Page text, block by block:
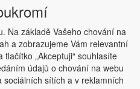
a.s. 2018
Na základě Vašeho chování na
a zobrazujeme Vám relevantní
„Akceptuji“ souhlasíte
údajů o chování na webu
sítích a v reklamních